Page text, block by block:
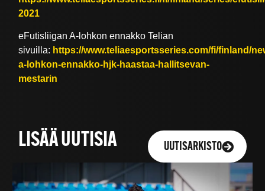
2021
eFutisliigan A-lohkon ennakko Telian
sivuilla: https://www.teliaesportsseries.com/fi/finland/
a-lohkon-ennakko-hjk-haastaa-hallitsevan-
mestarin
LISÄÄ UUTISIA UUTISARKISTO